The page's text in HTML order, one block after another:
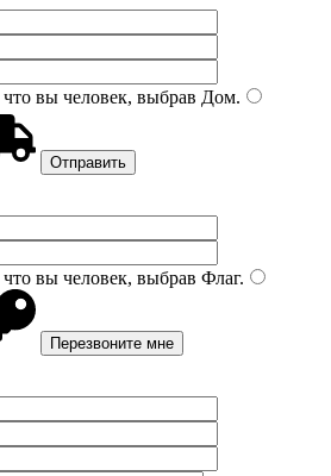
вы человек, выбрав Дом.
вы человек, выбрав Флаг.